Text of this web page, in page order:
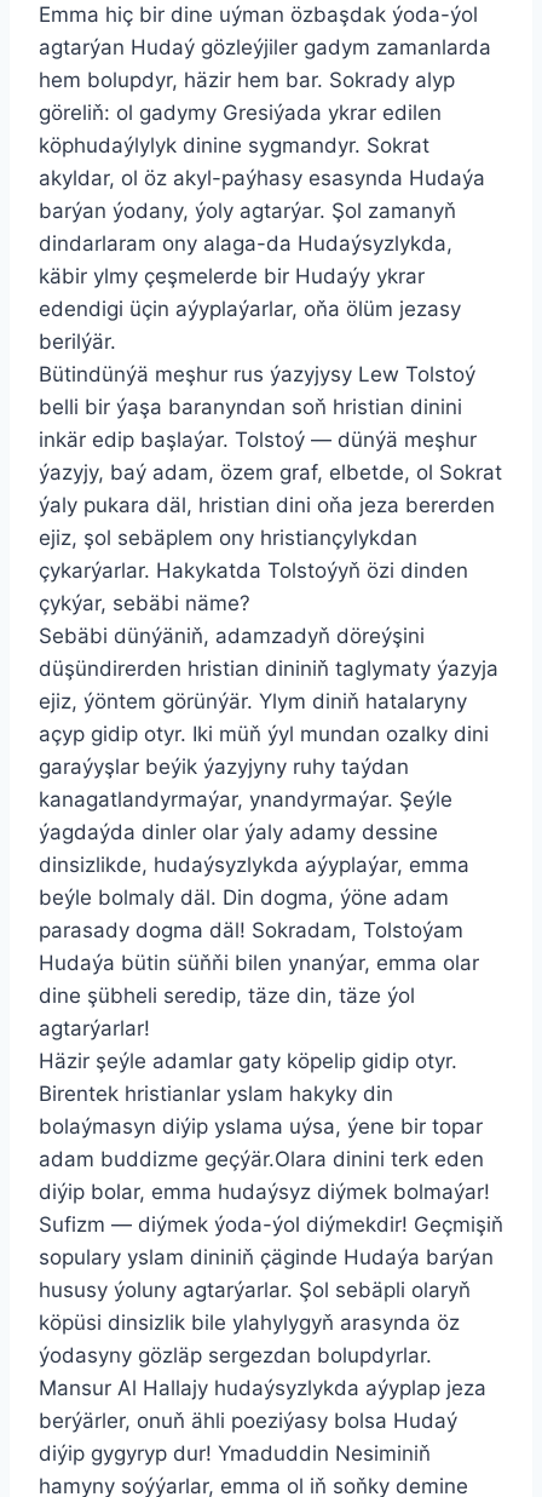
Emma hiç bir dine uýman özbaşdak ýoda-ýol
agtarýan Hudaý gözleýjiler gadym zamanlarda
hem bolupdyr, häzir hem bar. Sokrady alyp
göreliň: ol gadymy Gresiýada ykrar edilen
köphudaýlylyk dinine sygmandyr. Sokrat
akyldar, ol öz akyl-paýhasy esasynda Hudaýa
barýan ýodany, ýoly agtarýar. Şol zamanyň
dindarlaram ony alaga-da Hudaýsyzlykda,
käbir ylmy çeşmelerde bir Hudaýy ykrar
edendigi üçin aýyplaýarlar, oňa ölüm jezasy
berilýär.
Bütindünýä meşhur rus ýazyjysy Lew Tolstoý
belli bir ýaşa baranyndan soň hristian dinini
inkär edip başlaýar. Tolstoý — dünýä meşhur
ýazyjy, baý adam, özem graf, elbetde, ol Sokrat
ýaly pukara däl, hristian dini oňa jeza bererden
ejiz, şol sebäplem ony hristiançylykdan
çykarýarlar. Hakykatda Tolstoýyň özi dinden
çykýar, sebäbi näme?
Sebäbi dünýäniň, adamzadyň döreýşini
düşündirerden hristian dininiň taglymaty ýazyja
ejiz, ýöntem görünýär. Ylym diniň hatalaryny
açyp gidip otyr. Iki müň ýyl mundan ozalky dini
garaýyşlar beýik ýazyjyny ruhy taýdan
kanagatlandyrmaýar, ynandyrmaýar. Şeýle
ýagdaýda dinler olar ýaly adamy dessine
dinsizlikde, hudaýsyzlykda aýyplaýar, emma
beýle bolmaly däl. Din dogma, ýöne adam
parasady dogma däl! Sokradam, Tolstoýam
Hudaýa bütin süňňi bilen ynanýar, emma olar
dine şübheli seredip, täze din, täze ýol
agtarýarlar!
Häzir şeýle adamlar gaty köpelip gidip otyr.
Birentek hristianlar yslam hakyky din
bolaýmasyn diýip yslama uýsa, ýene bir topar
adam buddizme geçýär.Olara dinini terk eden
diýip bolar, emma hudaýsyz diýmek bolmaýar!
Sufizm — diýmek ýoda-ýol diýmekdir! Geçmişiň
sopulary yslam dininiň çäginde Hudaýa barýan
hususy ýoluny agtarýarlar. Şol sebäpli olaryň
köpüsi dinsizlik bile ylahylygyň arasynda öz
ýodasyny gözläp sergezdan bolupdyrlar.
Mansur Al Hallajy hudaýsyzlykda aýyplap jeza
berýärler, onuň ähli poeziýasy bolsa Hudaý
diýip gygyryp dur! Ymaduddin Nesiminiň
hamyny soýýarlar, emma ol iň soňky demine